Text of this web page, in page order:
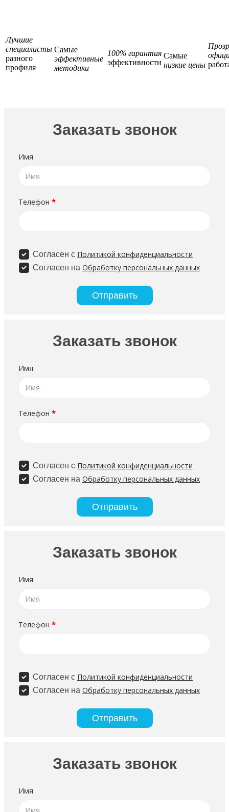
Лучшие
специалисты
разного
профиля
Самые
эффективные
методики
100% гарантия
эффективности
Самые
низкие цены